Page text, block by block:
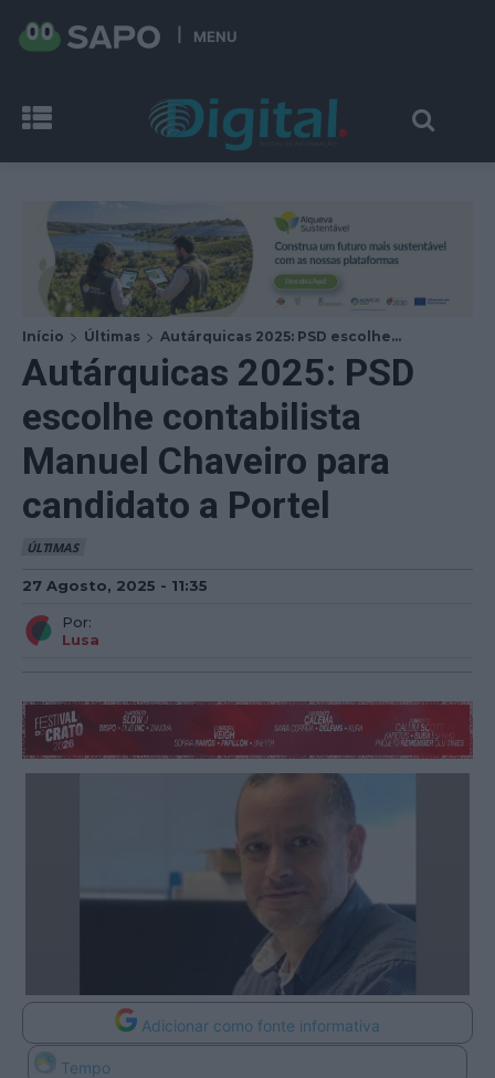
MENU
Início Últimas Autárquicas 2025: PSD escolhe...
Autárquicas 2025: PSD
escolhe contabilista
Manuel Chaveiro para
candidato a Portel
ÚLTIMAS
27 Agosto, 2025 - 11:35
Por:
Lusa
Adicionar como fonte informativa
Tempo